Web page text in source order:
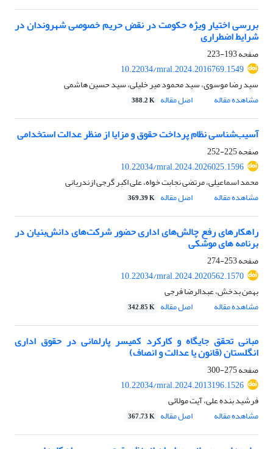
بررسی اختیار ویژه حکومت در نقض حریم خصوصی شهروندان در
شرایط اضطراری
صفحه193-223
10.22034/mral.2024.2016769.1549
سید رضا موسوی، سید محمود میر خلیلی، سید حسین هاشمی
مشاهده مقاله
اصل مقاله 388.2 K
آسیب‌شناسی نظام پرداخت حقوق و مزایا از منظر عدالت استخدامی
صفحه225-252
10.22034/mral.2024.2026025.1596
محمد اسماعیلی، مرتضی نجابت خواه، علی اکبر گرجی ازندریانی
مشاهده مقاله
اصل مقاله 369.39 K
راهکارهای رفع چالش‌های اداری حضور شرکت‌های دانش‌بنیان در
برنامه های موشکی
صفحه253-274
10.22034/mral.2024.2020562.1570
بهمن بدخش، عبدالرضا فرجی
مشاهده مقاله
اصل مقاله 342.85 K
مبانی تحقق جایگاه و کارکرد کمیسر پارلمانی در حقوق اداری
انگلستان (قانون یا عدالت و انصاف)
صفحه275-300
10.22034/mral.2024.2013196.1526
فرشید بنده علی، آیت مولائی
مشاهده مقاله
اصل مقاله 367.73 K